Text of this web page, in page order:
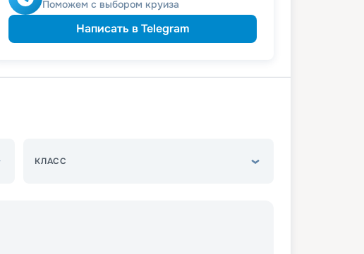
Поможем с выбором круиза
Написать в Telegram
КЛАСС